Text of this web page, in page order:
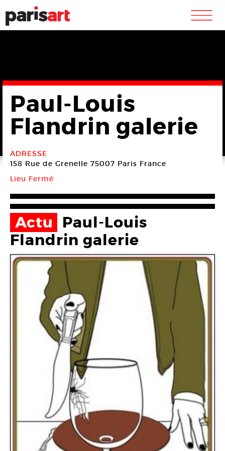
m
Paul-Louis
Flandrin galerie
ADRESSE
158 Rue de Grenelle 75007 Paris France
Lieu Fermé
Actu
Paul-Louis
Flandrin galerie